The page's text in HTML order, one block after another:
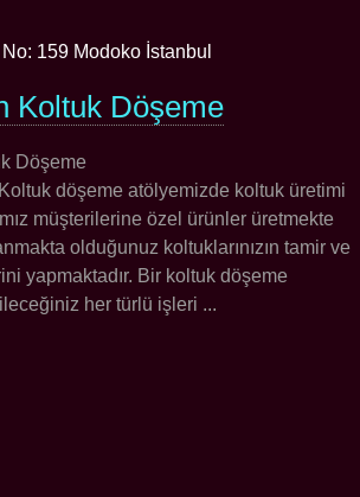
159 Modoko İstanbul
Koltuk Döşeme
Döşeme
döşeme atölyemizde koltuk üretimi
müşterilerine özel ürünler üretmekte
olduğunuz koltuklarınızın tamir ve
yapmaktadır. Bir koltuk döşeme
her türlü işleri ...